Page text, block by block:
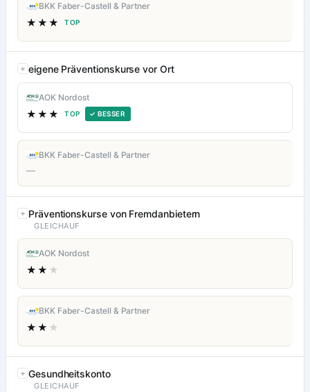
BKK Faber-Castell & Partner
★★★ TOP
eigene Präventionskurse vor Ort
AOK Nordost
★★★ TOP ✓ BESSER
BKK Faber-Castell & Partner
—
Präventionskurse von Fremdanbietern
GLEICHAUF
AOK Nordost
★★ ★
BKK Faber-Castell & Partner
★★ ★
Gesundheitskonto
GLEICHAUF